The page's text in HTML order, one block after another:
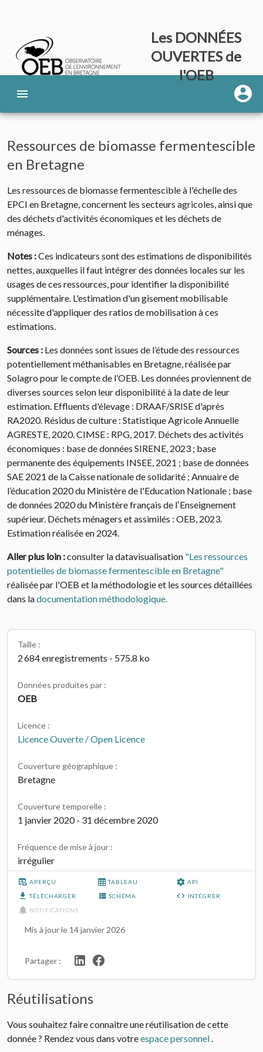
Les DONNÉES
OUVERTES de
l'OEB
Ressources de biomasse fermentescible
en Bretagne
Les ressources de biomasse fermentescible à l'échelle des
EPCI en Bretagne, concernent les secteurs agricoles, ainsi que
des déchets d'activités économiques et les déchets de
ménages.
Notes :Ces indicateurs sont des estimations de disponibilités
nettes, auxquelles il faut intégrer des données locales sur les
usages de ces ressources, pour identifier la disponibilité
supplémentaire. L'estimation d'un gisement mobilisable
nécessite d'appliquer des ratios de mobilisation à ces
estimations.
Sources : Les données sont issues de l’étude des ressources
potentiellement méthanisables en Bretagne, réalisée par
Solagro pour le compte de l’OEB. Les données proviennent de
diverses sources selon leur disponibilité à la date de leur
estimation. Effluents d'élevage : DRAAF/SRISE d'après
RA2020. Résidus de culture : Statistique Agricole Annuelle
AGRESTE, 2020. CIMSE : RPG, 2017. Déchets des activités
économiques : base de données SIRENE, 2023 ; base
permanente des équipements INSEE, 2021 ; base de données
SAE 2021 de la Caisse nationale de solidarité ; Annuaire de
l’éducation 2020 du Ministère de l'Education Nationale ; base
de données 2020 du Ministère français de lʼEnseignement
supérieur. Déchets ménagers et assimilés : OEB, 2023.
Estimation réalisée en 2024.
Aller plus loin :consulter la datavisualisation "Les ressources
potentielles de biomasse fermentescible en Bretagne"
réalisée par l'OEB et la méthodologie et les sources détaillées
dans ladocumentation méthodologique.
Taille :
2 684 enregistrements - 575.8 ko
Données produites par :
OEB
Licence :
Licence Ouverte / Open Licence
Couverture géographique :
Bretagne
Couverture temporelle :
1 janvier 2020 - 31 décembre 2020
Fréquence de mise à jour :
irrégulier
APERÇU TABLEAU
API
TÉLÉCHARGER
SCHÉMA
INTÉGRER
NOTIFICATIONS
Mis à jour le 14 janvier 2026
Partager :
Réutilisations
Vous souhaitez faire connaitre une réutilisation de cette
donnée ? Rendez vous dans votreespace personnel.